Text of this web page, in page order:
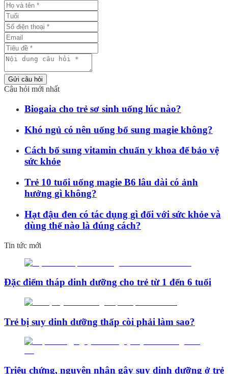
Gửi câu hỏi
Câu hỏi mới nhất
Biogaia cho trẻ sơ sinh uống lúc nào?
Khó ngủ có nên uống bổ sung magie không?
Cách bổ sung vitamin chuẩn y khoa để bảo vệ
sức khỏe
Trẻ 10 tuổi uống magie B6 lâu dài có ảnh
hưởng gì không?
Hạt đậu đen có tác dụng gì đối với sức khỏe và
dùng thế nào là đúng cách?
Tin tức mới
Đặc điểm tháp dinh dưỡng cho trẻ từ 1 đến 6 tuổi
Trẻ bị suy dinh dưỡng thấp còi phải làm sao?
Triệu chứng, nguyên nhân gây suy dinh dưỡng ở trẻ